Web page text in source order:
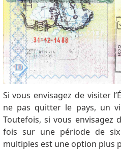
Si vous envisagez de visiter
ne pas quitter le pays, un
Toutefois, si vous envisagez
fois sur une période de
multiples est une option plus